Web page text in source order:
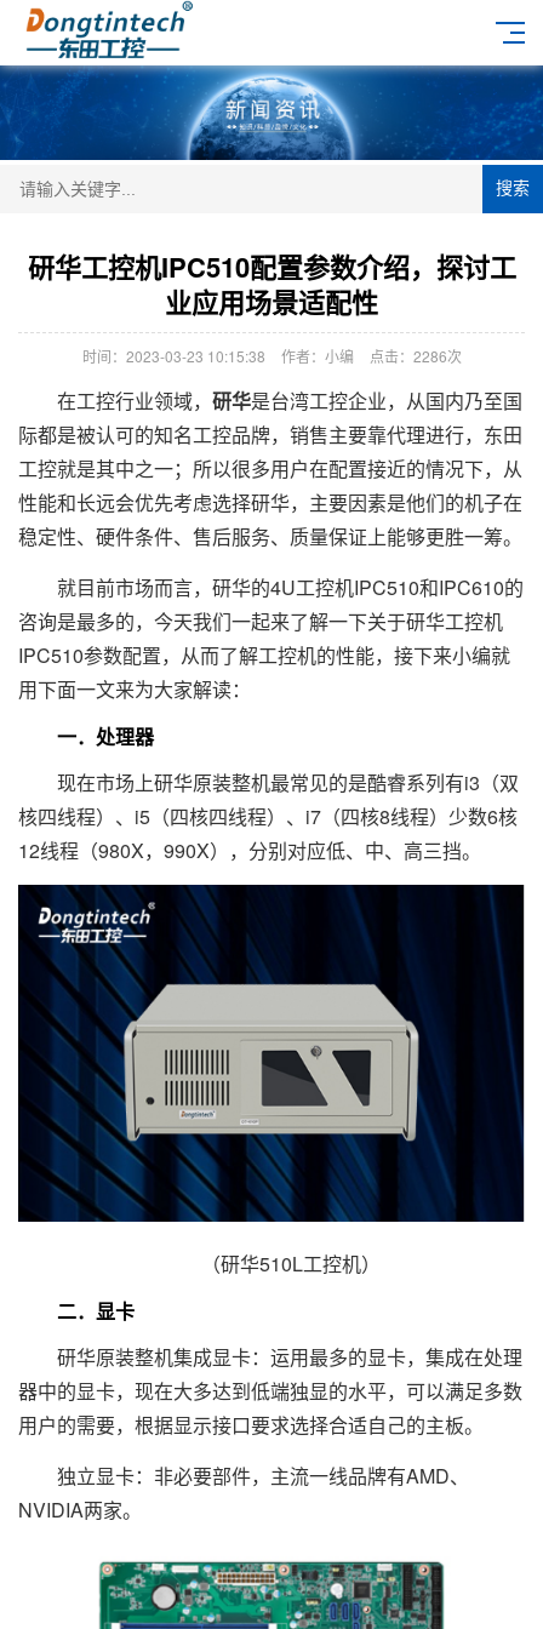
搜索
研华工控机IPC510配置参数介绍，探讨工
业应用场景适配性
时间：2023-03-23 10:15:38 作者：小编 点击： 2286次
在工控行业领域， 研华是台湾工控企业，从国内乃至国
际都是被认可的知名工控品牌，销售主要靠代理进行，东田
工控就是其中之一；所以很多用户在配置接近的情况下，从
性能和长远会优先考虑选择研华，主要因素是他们的机子在
稳定性、硬件条件、售后服务、质量保证上能够更胜一筹。
就目前市场而言，研华的4U工控机IPC510和IPC610的
咨询是最多的，今天我们一起来了解一下关于研华工控机
IPC510参数配置，从而了解工控机的性能，接下来小编就
用下面一文来为大家解读：
一．处理器
现在市场上研华原装整机最常见的是酷睿系列有i3（双
核四线程）、i5（四核四线程）、i7（四核8线程）少数6核
12线程（980X，990X），分别对应低、中、高三挡。
（研华510L工控机）
二．显卡
研华原装整机集成显卡：运用最多的显卡，集成在处理
器中的显卡，现在大多达到低端独显的水平，可以满足多数
用户的需要，根据显示接口要求选择合适自己的主板。
独立显卡：非必要部件，主流一线品牌有AMD、
NVIDIA两家。